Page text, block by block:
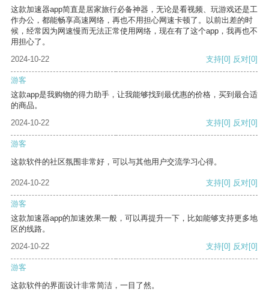
这款加速器app简直是居家旅行必备神器，无论是看视频、玩游戏还是工
作办公，都能畅享高速网络，再也不用担心网速卡顿了。以前出差的时
候，经常因为网速慢而无法正常使用网络，现在有了这个app，我再也不
用担心了。
2024-10-22
支持[0] 反对[0]
游客
这款app是我购物的得力助手，让我能够找到最优惠的价格，买到最合适
的商品。
2024-10-22
支持[0] 反对[0]
游客
这款软件的社区氛围非常好，可以与其他用户交流学习心得。
2024-10-22 支持[0] 反对[0]
游客
这款加速器app的加速效果一般，可以再提升一下，比如能够支持更多地
区的线路。
2024-10-22
支持[0] 反对[0]
游客
这款软件的界面设计非常简洁，一目了然。